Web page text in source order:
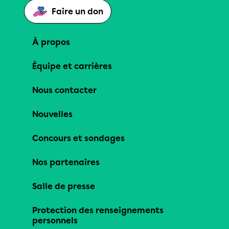
Faire un don
À propos
Équipe et carrières
Nous contacter
Nouvelles
Concours et sondages
Nos partenaires
Salle de presse
Protection des renseignements
personnels